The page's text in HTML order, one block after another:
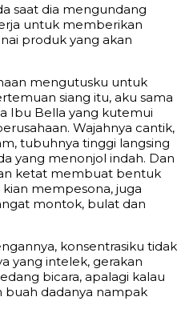
saat dia mengundang
untuk memberikan
produk yang akan
mengutusku untuk
siang itu, aku sama
Ibu Bella yang kutemui
Wajahnya cantik,
tubuhnya tinggi langsing
yang menonjol indah. Dan
ketat membuat bentuk
mempesona, juga
montok, bulat dan
konsentrasiku tidak
yang intelek, gerakan
bicara, apalagi kalau
dadanya nampak